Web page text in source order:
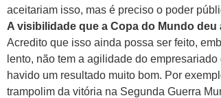
aceitariam isso, mas é preciso o poder
A visibilidade que a Copa do Mundo
Acredito que isso ainda possa ser feito,
lento, não tem a agilidade do
havido um resultado muito bom. Por
trampolim da vitória na Segunda Guerra